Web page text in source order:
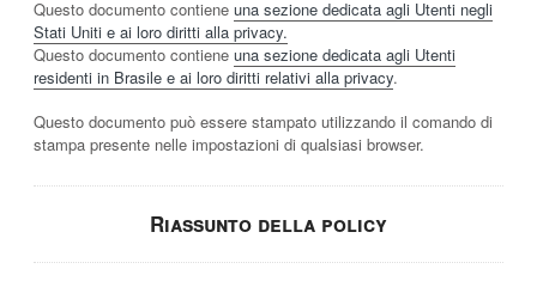
Questo documento contiene una sezione dedicata agli Utenti negli
Stati Uniti e ai loro diritti alla privacy.
Questo documento contiene una sezione dedicata agli Utenti
residenti in Brasile e ai loro diritti relativi alla privacy.
Questo documento può essere stampato utilizzando il comando di
stampa presente nelle impostazioni di qualsiasi browser.
Riassunto della policy